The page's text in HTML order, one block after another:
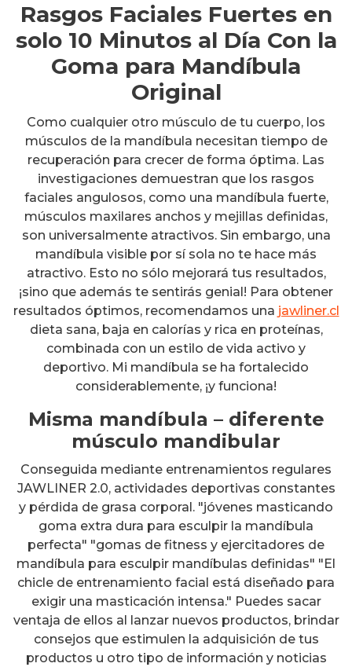
Rasgos Faciales Fuertes en
solo 10 Minutos al Día Con la
Goma para Mandíbula
Original
Como cualquier otro músculo de tu cuerpo, los
músculos de la mandíbula necesitan tiempo de
recuperación para crecer de forma óptima. Las
investigaciones demuestran que los rasgos
faciales angulosos, como una mandíbula fuerte,
músculos maxilares anchos y mejillas definidas,
son universalmente atractivos. Sin embargo, una
mandíbula visible por sí sola no te hace más
atractivo. Esto no sólo mejorará tus resultados,
¡sino que además te sentirás genial! Para obtener
resultados óptimos, recomendamos una jawliner.cl
dieta sana, baja en calorías y rica en proteínas,
combinada con un estilo de vida activo y
deportivo. Mi mandíbula se ha fortalecido
considerablemente, ¡y funciona!
Misma mandíbula – diferente
músculo mandibular
Conseguida mediante entrenamientos regulares
JAWLINER 2.0, actividades deportivas constantes
y pérdida de grasa corporal. "jóvenes masticando
goma extra dura para esculpir la mandíbula
perfecta" "gomas de fitness y ejercitadores de
mandíbula para esculpir mandíbulas definidas" "El
chicle de entrenamiento facial está diseñado para
exigir una masticación intensa." Puedes sacar
ventaja de ellos al lanzar nuevos productos, brindar
consejos que estimulen la adquisición de tus
productos u otro tipo de información y noticias